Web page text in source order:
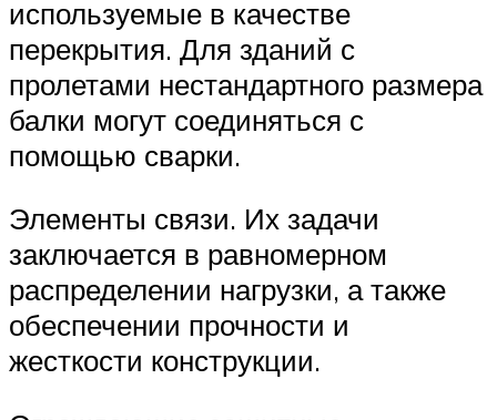
используемые в качестве
перекрытия. Для зданий с
пролетами нестандартного размера
балки могут соединяться с
помощью сварки.
Элементы связи. Их задачи
заключается в равномерном
распределении нагрузки, а также
обеспечении прочности и
жесткости конструкции.